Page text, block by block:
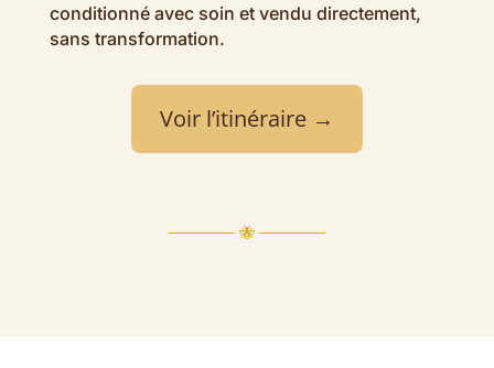
conditionné avec soin et vendu directement,
sans transformation.
Voir l’itinéraire →
────── 🐝 ──────